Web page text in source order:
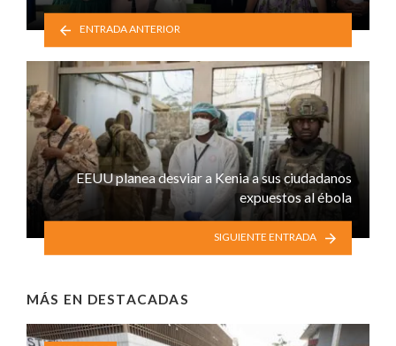
ENTRADA ANTERIOR
EEUU planea desviar a Kenia a sus ciudadanos
expuestos al ébola
SIGUIENTE ENTRADA
MÁS EN DESTACADAS